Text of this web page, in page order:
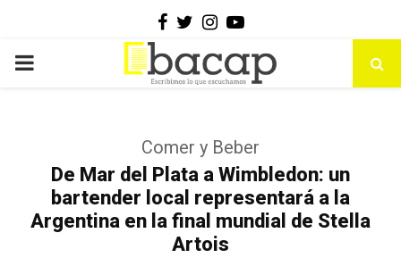
Facebook
Twitter
Instagram
Youtube
PRIMARY
Comer y Beber
De Mar del Plata a Wimbledon: un
bartender local representará a la
Argentina en la final mundial de Stella
Artois